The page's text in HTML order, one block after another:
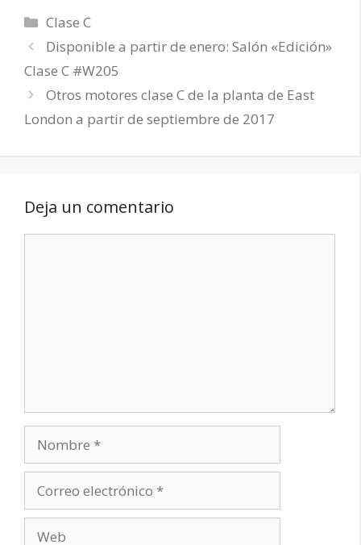
Categorías
Clase C
Disponible a partir de enero: Salón «Edición»
Clase C #W205
Otros motores clase C de la planta de East
London a partir de septiembre de 2017
Deja un comentario
electrónico